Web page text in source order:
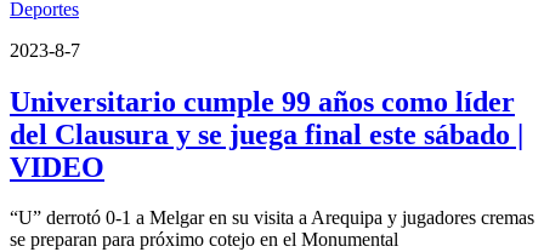
Deportes
2023-8-7
Universitario cumple 99 años como líder
del Clausura y se juega final este sábado |
VIDEO
“U” derrotó 0-1 a Melgar en su visita a Arequipa y jugadores cremas
se preparan para próximo cotejo en el Monumental